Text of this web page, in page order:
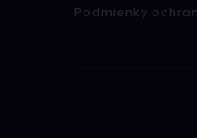
Podmienky